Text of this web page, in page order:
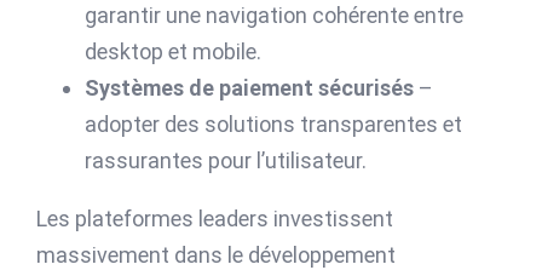
garantir une navigation cohérente entre
desktop et mobile.
Systèmes de paiement sécurisés –
adopter des solutions transparentes et
rassurantes pour l’utilisateur.
Les plateformes leaders investissent
massivement dans le développement